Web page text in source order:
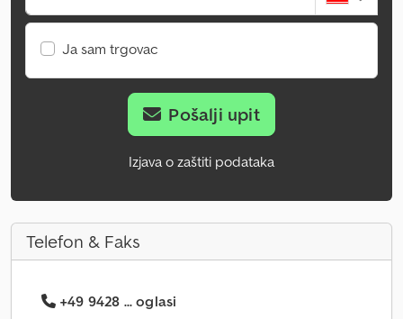
Ja sam trgovac
Pošalji upit
Izjava o zaštiti podataka
Telefon & Faks
+49 9428 ... oglasi